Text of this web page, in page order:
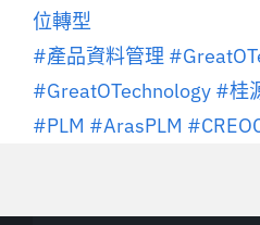
位轉型
#產品資料管理
#GreatOTechnology #桂
#PLM #ArasPLM